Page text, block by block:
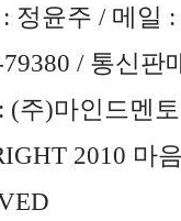
정윤주 / 메일 :
79380 / 통신판
주)마인드멘토
2010 마